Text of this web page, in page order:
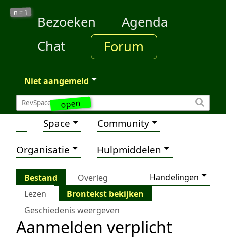
open
n = 1
Bezoeken
Agenda
Chat
Forum
Niet aangemeld
Space Community
Organisatie Hulpmiddelen
Bestand Overleg
Handelingen
Lezen
Brontekst bekijken
Geschiedenis weergeven
Aanmelden verplicht